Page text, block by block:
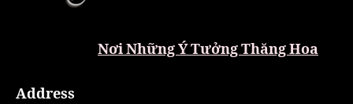
Nơi Những Ý Tưởng Thăng Hoa
Address